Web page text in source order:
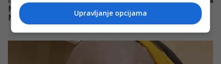
Upravljanje opcijama